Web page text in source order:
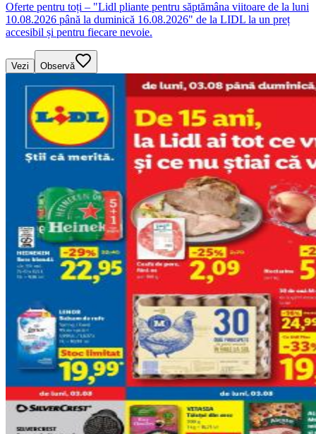
Oferte pentru toți – "Lidl pliante pentru săptămâna viitoare de la luni
10.08.2026 până la duminică 16.08.2026" de la LIDL la un preț
accesibil și pentru fiecare nevoie.
Vezi Observă